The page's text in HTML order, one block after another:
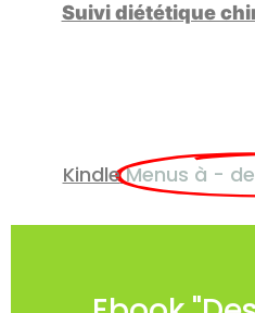
Suivi diététique
Kindle Menus à -